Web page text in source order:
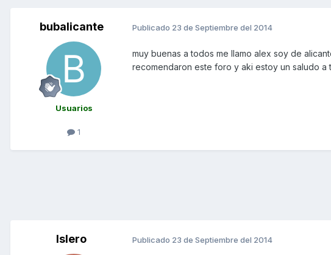
bubalicante
Usuarios
1
Publicado 23 de Septiembre del 2014
muy buenas a todos me llamo alex soy de
recomendaron este foro y aki estoy un saludo a
Islero Publicado 23 de Septiembre del 2014